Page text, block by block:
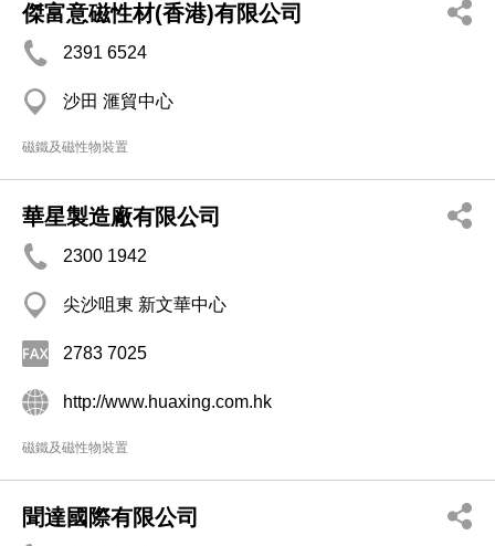
傑富意磁性材(香港)有限公司
2391 6524
沙田 滙貿中心
磁鐵及磁性物裝置
華星製造廠有限公司
2300 1942
尖沙咀東 新文華中心
2783 7025
http://www.huaxing.com.hk
磁鐵及磁性物裝置
聞達國際有限公司